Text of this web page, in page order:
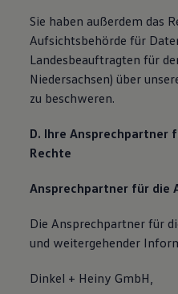
Sie haben außerdem das
Aufsichtsbehörde für
Landesbeauftragten für
Niedersachsen) über
zu beschweren.
D. Ihre Ansprechpartner
Rechte
Ansprechpartner für die
Die Ansprechpartner für
und weitergehender
Dinkel + Heiny GmbH,